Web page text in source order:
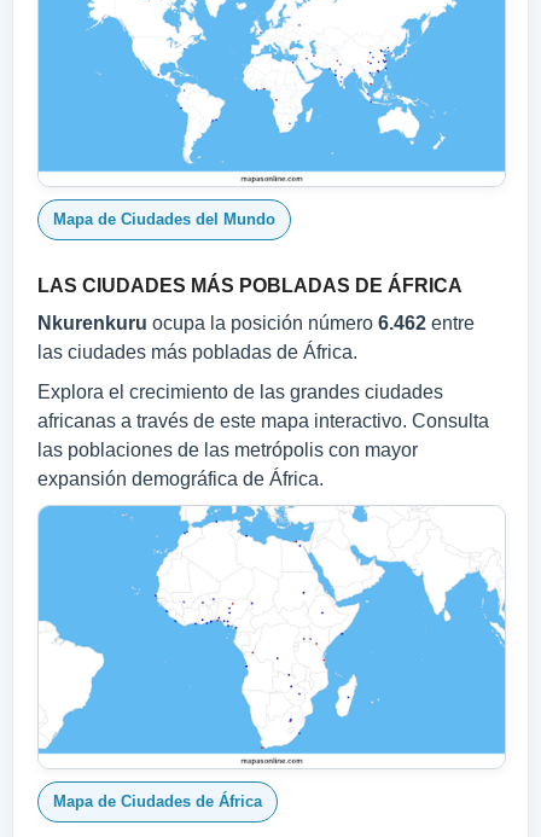
Mapa de Ciudades del Mundo
LAS CIUDADES MÁS POBLADAS DE ÁFRICA
Nkurenkuru ocupa la posición número 6.462 entre
las ciudades más pobladas de África.
Explora el crecimiento de las grandes ciudades
africanas a través de este mapa interactivo. Consulta
las poblaciones de las metrópolis con mayor
expansión demográfica de África.
Mapa de Ciudades de África